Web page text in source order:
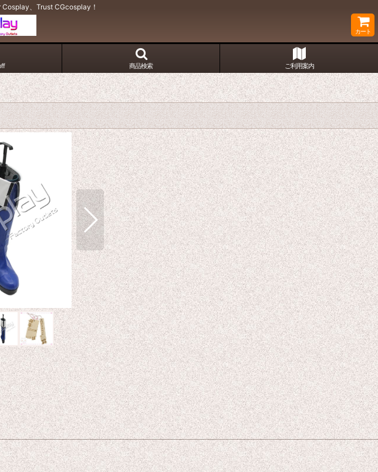
、Trust CGcosplay！
カート
商品検索 ご利用案内